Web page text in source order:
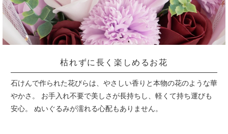
枯れずに長く楽しめるお花
石けんで作られた花びらは、やさしい香りと本物の花のような華
やかさ。
お手入れ不要で美しさが長持ちし、軽くて持ち運びも
安心。
ぬいぐるみが濡れる心配もありません。